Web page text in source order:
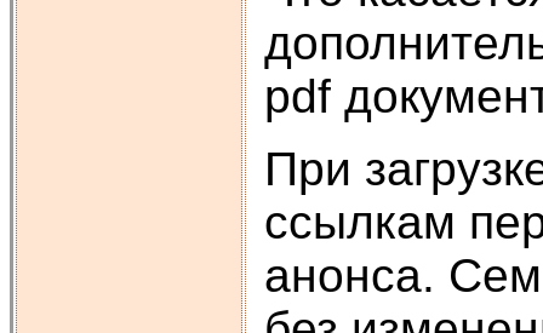
pdf
При
ссылкам
анонса.